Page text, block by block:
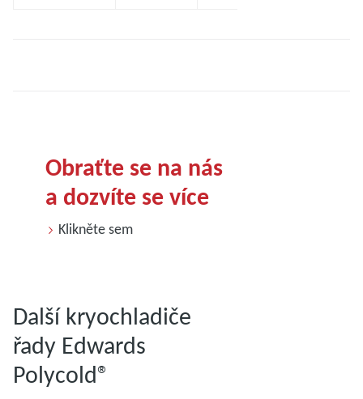
Obraťte se na nás
a dozvíte se více
Klikněte sem
Další kryochladiče
řady Edwards
Polycold®